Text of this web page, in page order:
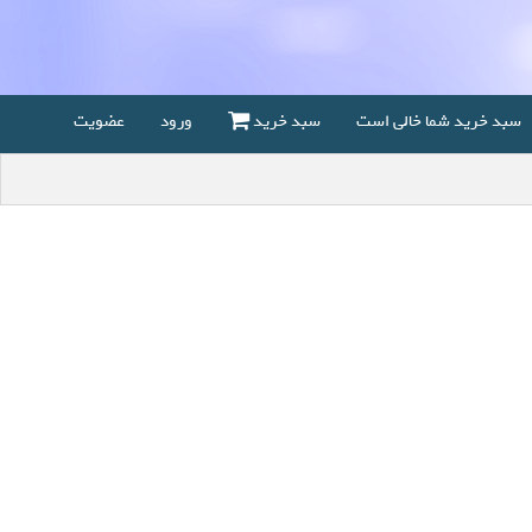
سبد خرید شما خالی است سبد خرید ورود عضویت